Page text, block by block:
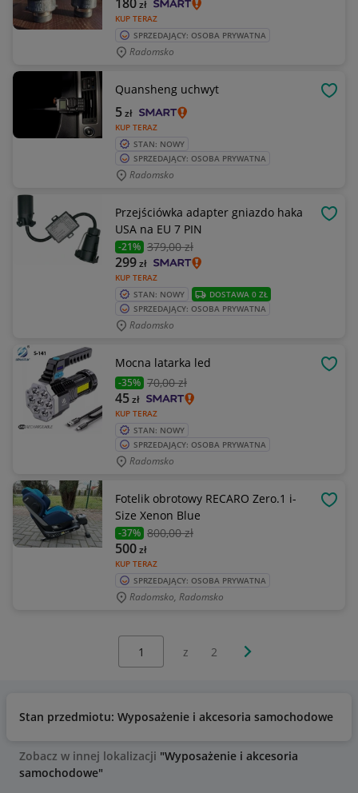
KUP TERAZ
zł
SPRZEDAJĄCY: OSOBA PRYWATNA
Radomsko
Quansheng uchwyt
KUP TERAZ
5zł
STAN: NOWY
SPRZEDAJĄCY: OSOBA PRYWATNA
Radomsko
Przejściówka adapter gniazdo haka
USA na EU 7 PIN
-21% 379,00 zł
KUP TERAZ
299zł
STAN: NOWY
DOSTAWA 0 ZŁ
SPRZEDAJĄCY: OSOBA PRYWATNA
Radomsko
Mocna latarka led
-35% 70,00 zł
KUP TERAZ
45zł
STAN: NOWY
SPRZEDAJĄCY: OSOBA PRYWATNA
Radomsko
Fotelik obrotowy RECARO Zero.1 i-
Size Xenon Blue
-37% 800,00 zł
KUP TERAZ
500zł
SPRZEDAJĄCY: OSOBA PRYWATNA
Radomsko, Radomsko
z 2 Następna strona
Stan przedmiotu: Wyposażenie i akcesoria samochodowe
Zobacz w innej lokalizacji "Wyposażenie i akcesoria
samochodowe"